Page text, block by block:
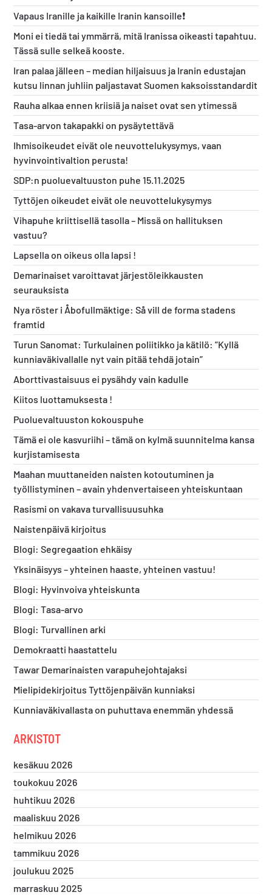
Vapaus Iranille ja kaikille Iranin kansoille❗️
Moni ei tiedä tai ymmärrä, mitä Iranissa oikeasti tapahtuu.
Tässä sulle selkeä kooste.
Iran palaa jälleen – median hiljaisuus ja Iranin edustajan
kutsu linnan juhliin paljastavat Suomen kaksoisstandardit
Rauha alkaa ennen kriisiä ja naiset ovat sen ytimessä
Tasa-arvon takapakki on pysäytettävä
Ihmisoikeudet eivät ole neuvottelukysymys, vaan
hyvinvointivaltion perusta!
SDP:n puoluevaltuuston puhe 15.11.2025
Tyttöjen oikeudet eivät ole neuvottelukysymys
Vihapuhe kriittisellä tasolla – Missä on hallituksen
vastuu?
Lapsella on oikeus olla lapsi !
Demarinaiset varoittavat järjestöleikkausten
seurauksista
Nya röster i Åbofullmäktige: Så vill de forma stadens
framtid
Turun Sanomat: Turkulainen poliitikko ja kätilö: ”Kyllä
kunniaväkivallalle nyt vain pitää tehdä jotain”
Aborttivastaisuus ei pysähdy vain kadulle
Kiitos luottamuksesta !
Puoluevaltuuston kokouspuhe
Tämä ei ole kasvuriihi – tämä on kylmä suunnitelma kansa
kurjistamisesta
Maahan muuttaneiden naisten kotoutuminen ja
työllistyminen – avain yhdenvertaiseen yhteiskuntaan
Rasismi on vakava turvallisuusuhka
Naistenpäivä kirjoitus
Blogi: Segregaation ehkäisy
Yksinäisyys – yhteinen haaste, yhteinen vastuu!
Blogi: Hyvinvoiva yhteiskunta
Blogi: Tasa-arvo
Blogi: Turvallinen arki
Demokraatti haastattelu
Tawar Demarinaisten varapuhejohtajaksi
Mielipidekirjoitus Tyttöjenpäivän kunniaksi
Kunniaväkivallasta on puhuttava enemmän yhdessä
ARKISTOT
kesäkuu 2026
toukokuu 2026
huhtikuu 2026
maaliskuu 2026
helmikuu 2026
tammikuu 2026
joulukuu 2025
marraskuu 2025